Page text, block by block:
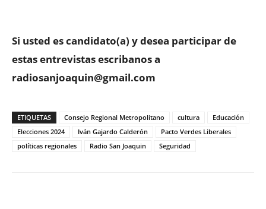
Si usted es candidato(a) y desea participar de
estas entrevistas escribanos a
radiosanjoaquin@gmail.com
ETIQUETAS Consejo Regional Metropolitano cultura
Educación
Elecciones 2024
Iván Gajardo Calderón
Pacto Verdes Liberales
políticas regionales
Radio San Joaquin Seguridad